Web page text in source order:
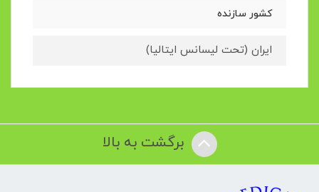
کشور سازنده
ایران (تحت لیسانس ایتالیا)
برگشت به بالا